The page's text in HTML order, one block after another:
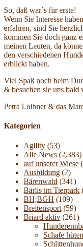
So, daß war´s für erste!
Wenn Sie Interesse
erfahren, sind Sie
kommen Sie doch ganz
meinen Leuten, da
den verschiedenen
erblickt haben.
Viel Spaß noch beim
& besuchen sie uns bald
Petra Loibner & das
Kategorien
Agility (53)
Alle News (2.383)
auf unserer Wiese
Ausbildung (7)
Bärenwald (341)
Bärlis im Tierpark
BH;BGH (109)
Breitensport (59)
Briard aktiv (261)
Schafe hüten